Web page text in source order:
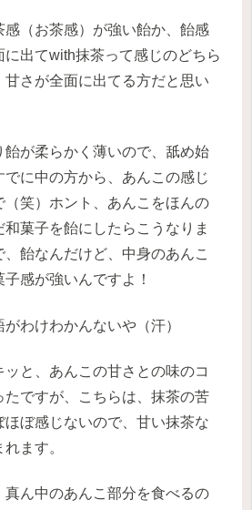
感（お茶感）が強い飴か、飴感
に出てwith抹茶って感じのどちら
さが全面に出てる方だと思い
飴が柔らかく薄いので、舐め始
に中の方から、あんこの感じ
（笑）ホント、あんこをほんの
和菓子を飴にしたらこうなりま
飴なんだけど、中身のあんこ
感が強いんですよ！
わけわかんないや（汗）
と、あんこの甘さとの味のコ
たですが、こちらは、抹茶の苦
ぼ感じないので、甘い抹茶な
ます。
真ん中のあんこ部分を食べるの